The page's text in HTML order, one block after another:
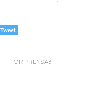
POR PRENSA3